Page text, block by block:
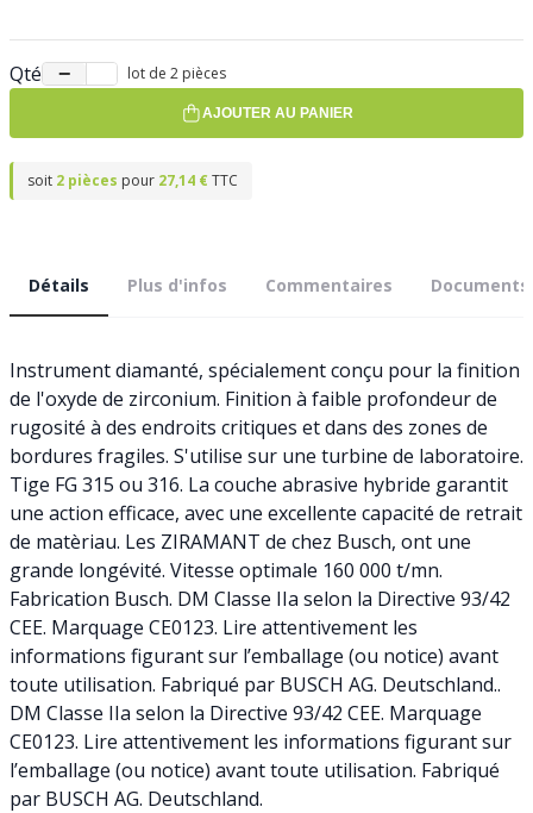
Qté − +
lot de 2 pièces
AJOUTER AU PANIER
soit 2 pièces pour 27,14 €TTC
Détails Plus d'infos Commentaires Documents
Instrument diamanté, spécialement conçu pour la finition
de l'oxyde de zirconium. Finition à faible profondeur de
rugosité à des endroits critiques et dans des zones de
bordures fragiles. S'utilise sur une turbine de laboratoire.
Tige FG 315 ou 316. La couche abrasive hybride garantit
une action efficace, avec une excellente capacité de retrait
de matèriau. Les ZIRAMANT de chez Busch, ont une
grande longévité. Vitesse optimale 160 000 t/mn.
Fabrication Busch. DM Classe IIa selon la Directive 93/42
CEE. Marquage CE0123. Lire attentivement les
informations figurant sur l’emballage (ou notice) avant
toute utilisation. Fabriqué par BUSCH AG. Deutschland..
DM Classe IIa selon la Directive 93/42 CEE. Marquage
CE0123. Lire attentivement les informations figurant sur
l’emballage (ou notice) avant toute utilisation. Fabriqué
par BUSCH AG. Deutschland.